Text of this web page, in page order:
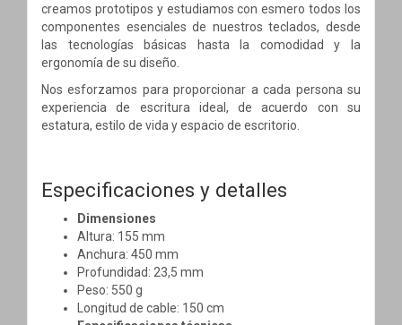
creamos prototipos y estudiamos con esmero todos los
componentes esenciales de nuestros teclados, desde
las tecnologías básicas hasta la comodidad y la
ergonomía de su diseño.
Nos esforzamos para proporcionar a cada persona su
experiencia de escritura ideal, de acuerdo con su
estatura, estilo de vida y espacio de escritorio.
Especificaciones y detalles
Dimensiones
Altura: 155 mm
Anchura: 450 mm
Profundidad: 23,5 mm
Peso: 550 g
Longitud de cable: 150 cm